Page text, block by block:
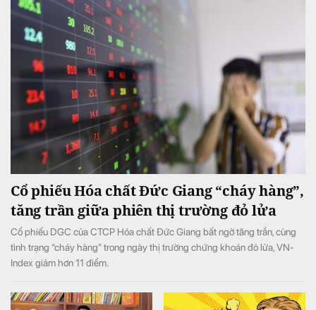
Cổ phiếu Hóa chất Đức Giang “cháy hàng”,
tăng trần giữa phiên thị trường đỏ lửa
Cổ phiếu DGC của CTCP Hóa chất Đức Giang bất ngờ tăng trần, cùng
tình trạng “cháy hàng” trong ngày thị trường chứng khoán đỏ lửa, VN-
Index giảm hơn 11 điểm.